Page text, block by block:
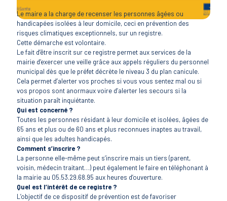
Le maire a la charge de recenser les personnes âgées ou
handicapées isolées à leur domicile, ceci en prévention des
risques climatiques exceptionnels, sur un registre.
Cette démarche est volontaire.
Le fait d’être inscrit sur ce registre permet aux services de la
mairie d’exercer une veille grâce aux appels réguliers du personnel
municipal dès que le préfet décrète le niveau 3 du plan canicule.
Cela permet d’alerter vos proches si vous vous sentez mal ou si
vos propos sont anormaux voire d’alerter les secours si la
situation paraît inquiétante.
Qui est concerné ?
Toutes les personnes résidant à leur domicile et isolées, âgées de
65 ans et plus ou de 60 ans et plus reconnues inaptes au travail,
ainsi que les adultes handicapés.
Comment s’inscrire ?
La personne elle-même peut s’inscrire mais un tiers (parent,
voisin, médecin traitant…) peut également le faire en téléphonant à
la mairie au 05.53.29.68.95 aux heures d’ouverture.
Quel est l’intérêt de ce registre ?
L’objectif de ce dispositif de prévention est de favoriser